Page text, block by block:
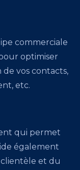
commerciale
optimiser
vos contacts,
etc.
qui permet
également
clientèle et du